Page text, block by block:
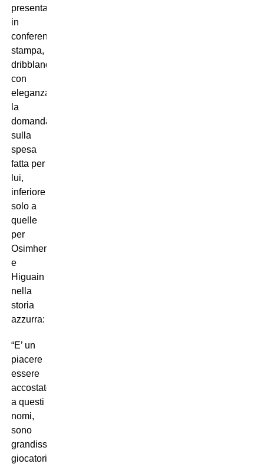
presentato
in
conferenza
stampa,
dribblando
con
eleganza
la
domanda
sulla
spesa
fatta per
lui,
inferiore
solo a
quelle
per
Osimhen
e
Higuain
nella
storia
azzurra:
“E’ un
piacere
essere
accostato
a questi
nomi,
sono
grandissimi
giocatori,